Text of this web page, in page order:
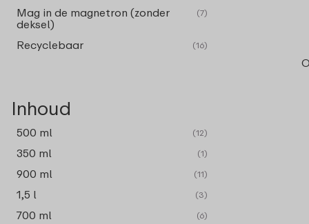
Mag in de magnetron (zonder
deksel)
(7)
Recyclebaar (16)
Inhoud
500 ml (12)
350 ml (1)
900 ml (11)
1,5 l (3)
700 ml (6)